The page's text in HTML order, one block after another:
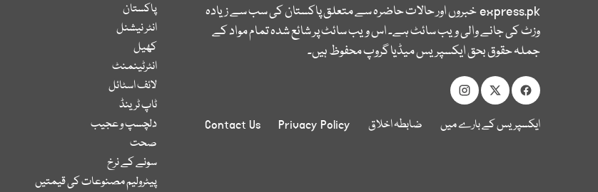
express.pkخبروں اور حالات حاضرہ سے متعلق پاکستان کی سب سے زیادہ
وزٹ کی جانے والی ویب سائٹ ہے۔ اس ویب سائٹ پر شائع شدہ تمام مواد کے
جملہ حقوق بحق ایکسپریس میڈیا گروپ محفوظ ہیں۔
ایکسپریس کے بارے میں ضابطہ اخلاق Privacy Policy
Contact Us
پاکستان
انٹر نیشنل
کھیل
انٹرٹینمنٹ
لائف اسٹائل
ٹاپ ٹرینڈ
دلچسپ و عجیب
صحت
سونے کے نرخ
پیٹرولیم مصنوعات کی قیمتیں